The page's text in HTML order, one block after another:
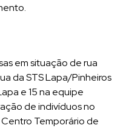
em situação de rua
da STS Lapa/Pinheiros
e 15 na equipe
de indivíduos no
Temporário de